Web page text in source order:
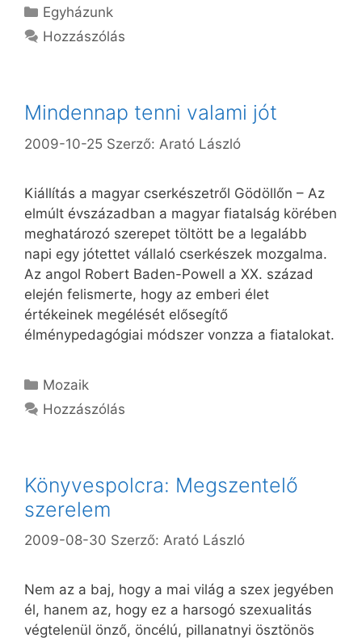
Kategória
Egyházunk
Hozzászólás
Mindennap tenni valami jót
2009-10-25 Szerző: Arató László
Kiállítás a magyar cserkészetről Gödöllőn – Az
elmúlt évszázadban a magyar fiatalság körében
meghatározó szerepet töltött be a legalább
napi egy jótettet vállaló cserkészek mozgalma.
Az angol Robert Baden-Powell a XX. század
elején felismerte, hogy az emberi élet
értékeinek megélését elősegítő
élménypedagógiai módszer vonzza a fiatalokat.
Kategória
Mozaik
Hozzászólás
Könyvespolcra: Megszentelő
szerelem
2009-08-30 Szerző: Arató László
Nem az a baj, hogy a mai világ a szex jegyében
él, hanem az, hogy ez a harsogó szexualitás
végtelenül önző, öncélú, pillanatnyi ösztönös